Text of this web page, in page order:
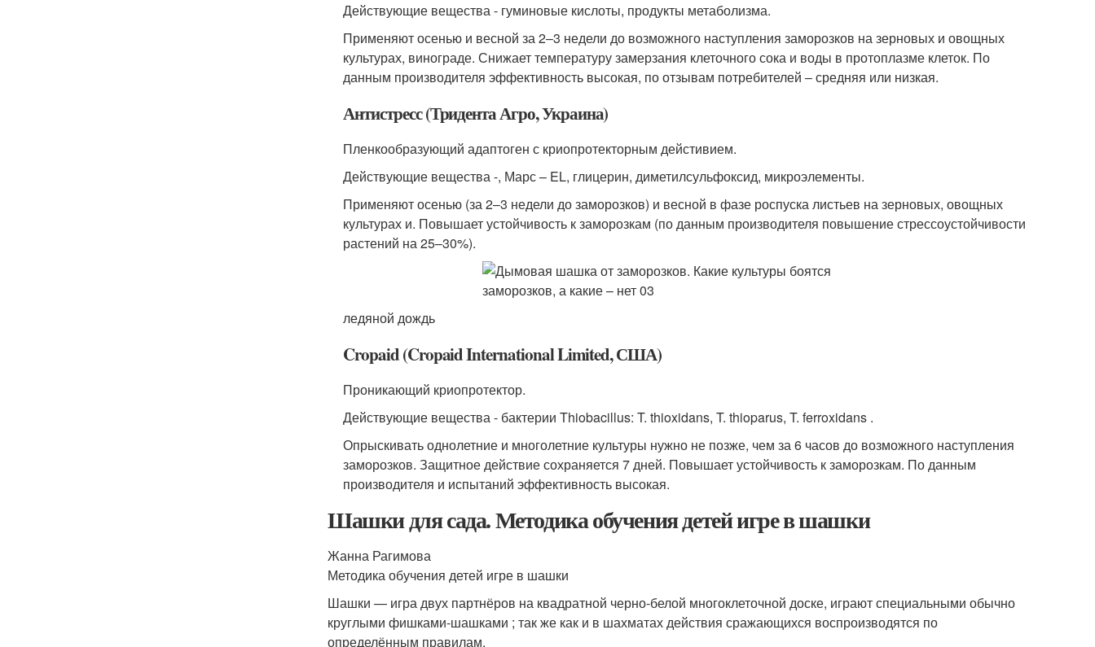
Действующие вещества - гуминовые кислоты, продукты метаболизма.
Применяют осенью и весной за 2–3 недели до возможного наступления заморозков на зерновых и овощных
культурах, винограде. Снижает температуру замерзания клеточного сока и воды в протоплазме клеток. По
данным производителя эффективность высокая, по отзывам потребителей – средняя или низкая.
Антистресс (Тридента Агро, Украина)
Пленкообразующий адаптоген с криопротекторным дейстивием.
Действующие вещества -, Марс – EL, глицерин, диметилсульфоксид, микроэлементы.
Применяют осенью (за 2–3 недели до заморозков) и весной в фазе роспуска листьев на зерновых, овощных
культурах и. Повышает устойчивость к заморозкам (по данным производителя повышение стрессоустойчивости
растений на 25–30%).
ледяной дождь
Cropaid (Cropaid International Limited, США)
Проникающий криопротектор.
Действующие вещества - бактерии Thiobacillus: T. thioxidans, T. thioparus, T. ferroxidans .
Опрыскивать однолетние и многолетние культуры нужно не позже, чем за 6 часов до возможного наступления
заморозков. Защитное действие сохраняется 7 дней. Повышает устойчивость к заморозкам. По данным
производителя и испытаний эффективность высокая.
Шашки для сада. Методика обучения детей игре в шашки
Жанна Рагимова
Методика обучения детей игре в шашки
Шашки — игра двух партнёров на квадратной черно-белой многоклеточной доске, играют специальными обычно
круглыми фишками-шашками ; так же как и в шахматах действия сражающихся воспроизводятся по
определённым правилам.